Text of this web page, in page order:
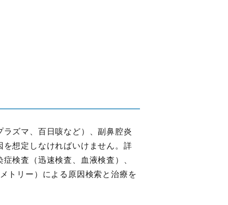
ズマ、百日咳など）、副鼻腔炎
を想定しなければいけません。詳
検査（迅速検査、血液検査）、
トリー）による原因検索と治療を